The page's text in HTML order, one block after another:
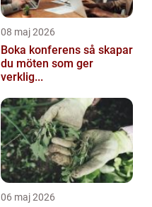
08 maj 2026
Boka konferens så skapar
du möten som ger
verklig...
06 maj 2026